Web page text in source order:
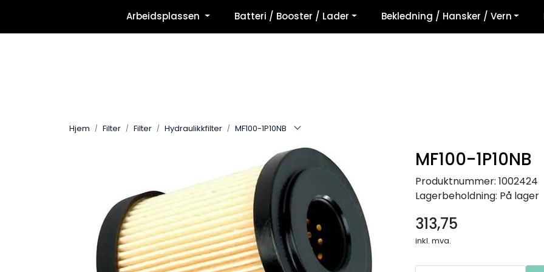
Arbeidsplassen Batteri / Booster / Lader Bekledning / Hansker / Vern
Hjem Filter Filter Hydraulikkfilter MF100-1P10NB
MF100-1P10NB
Produktnummer: 1002424
Lagerbeholdning: På lager
313,75
inkl. mva.